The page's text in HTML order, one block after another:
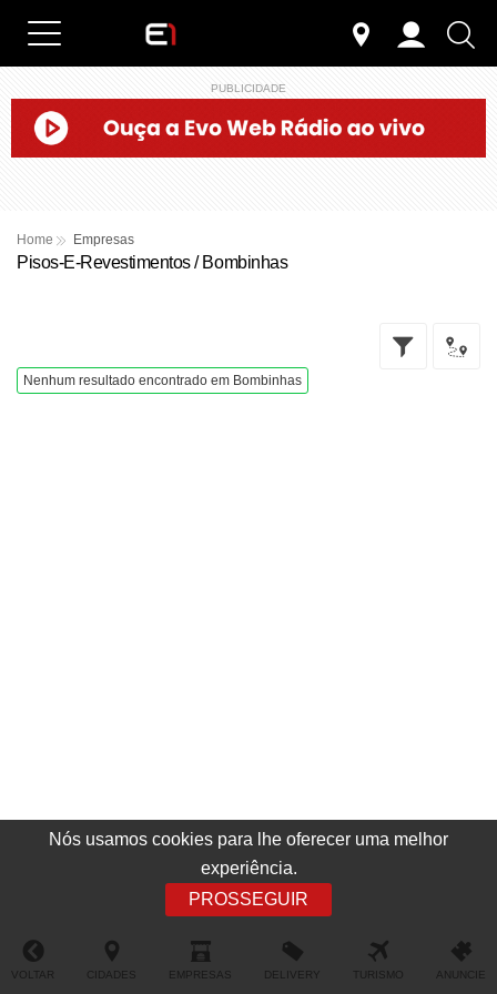
Nós usamos cookies para lhe oferecer uma melhor
experiência.
PROSSEGUIR
PUBLICIDADE
Home Empresas
Pisos-E-Revestimentos / Bombinhas
Nenhum resultado encontrado em Bombinhas
VOLTAR CIDADES EMPRESAS DELIVERY TURISMO ANUNCIE